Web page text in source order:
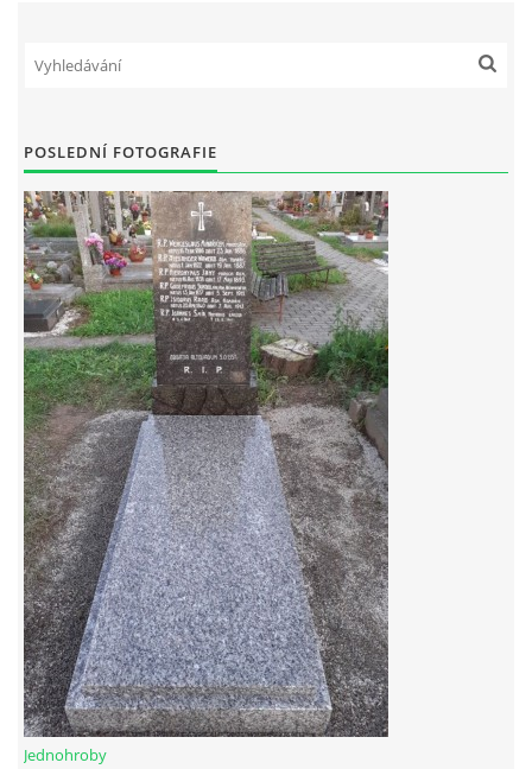
POSLEDNÍ FOTOGRAFIE
Jednohroby